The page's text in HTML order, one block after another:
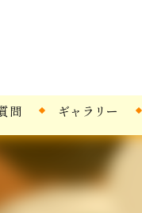
問 ギャラリー